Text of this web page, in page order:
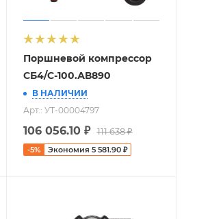
Поршневой компрессор
СБ4/С-100.АВ890
В НАЛИЧИИ
Арт.: УТ-00004797
106 056.10₽ 111 638₽
-5% Экономия 5 581.90₽